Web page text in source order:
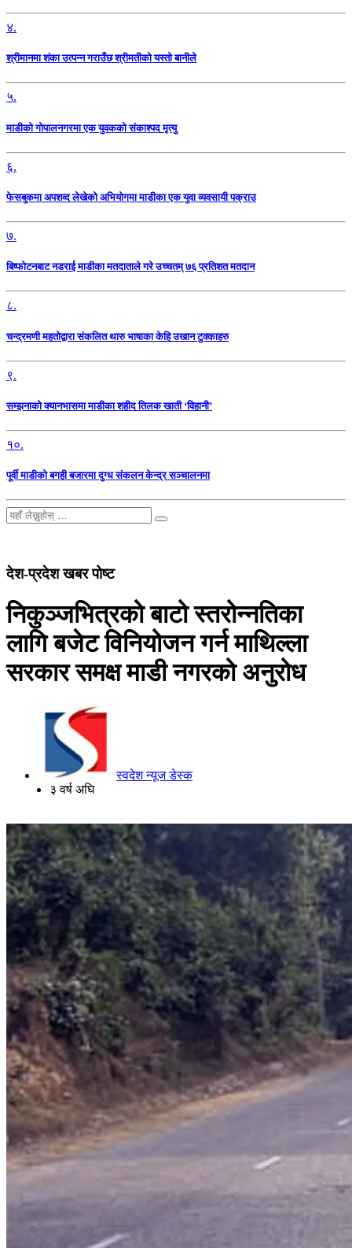
४.
श्रीमानमा शंका उत्पन्न गराउँछ श्रीमतीको यस्तो बानीले
५.
माडीको गोपालनगरमा एक युवकको संकाश्पद मृत्यु
६.
फेसबुकमा अपशव्द लेखेको अभियोगमा माडीका एक युवा व्यवसायी पक्राउ
७.
बिष्फोटनबाट नडराई माडीका मतदाताले गरे उच्चतम् ७६ प्रतिशत मतदान
८.
चन्द्रमणी महतोद्वारा संकलित थारु भाषाका केहि उखान टुक्काहरु
९.
सम्झनाको क्यानभासमा माडीका शहीद तिलक खाती ‘विहानी’
१०.
पूर्वी माडीको बगही बजारमा दुग्ध संकलन केन्द्र सञ्चालनमा
देश-प्रदेश खबर पोष्ट
निकुञ्जभित्रको बाटो स्तरोन्नतिका
लागि बजेट विनियोजन गर्न माथिल्ला
सरकार समक्ष माडी नगरको अनुरोध
स्वदेश न्यूज डेस्क
३ वर्ष अघि